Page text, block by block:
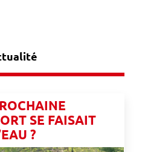
SE FAISAIT
?